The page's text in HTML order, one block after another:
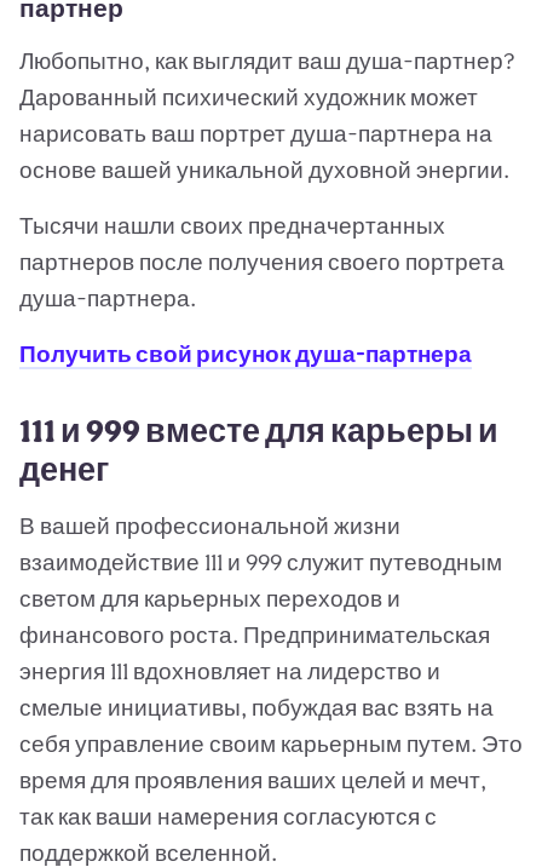
партнер
Любопытно, как выглядит ваш душа-партнер?
Дарованный психический художник может
нарисовать ваш портрет душа-партнера на
основе вашей уникальной духовной энергии.
Тысячи нашли своих предначертанных
партнеров после получения своего портрета
душа-партнера.
Получить свой рисунок душа-партнера
111 и 999 вместе для карьеры и
денег
В вашей профессиональной жизни
взаимодействие 111 и 999 служит путеводным
светом для карьерных переходов и
финансового роста. Предпринимательская
энергия 111 вдохновляет на лидерство и
смелые инициативы, побуждая вас взять на
себя управление своим карьерным путем. Это
время для проявления ваших целей и мечт,
так как ваши намерения согласуются с
поддержкой вселенной.